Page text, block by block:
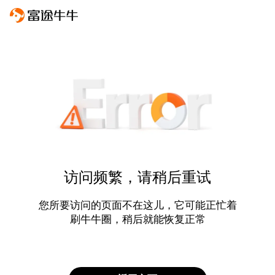
访问频繁，请稍后重试
您所要访问的页面不在这儿，它可能正忙着
刷牛牛圈，稍后就能恢复正常